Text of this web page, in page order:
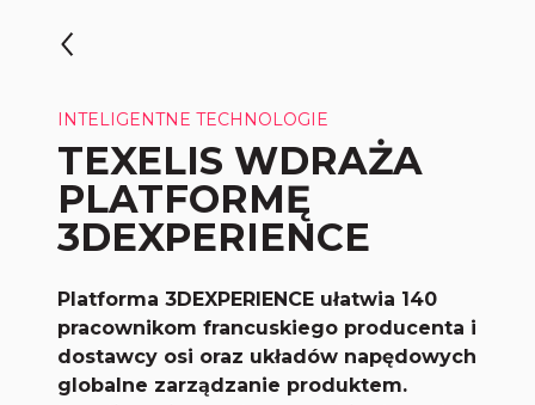
INTELIGENTNE TECHNOLOGIE
TEXELIS WDRAŻA
PLATFORMĘ
3DEXPERIENCE
Platforma 3DEXPERIENCE ułatwia 140
pracownikom francuskiego producenta i
dostawcy osi oraz układów napędowych
globalne zarządzanie produktem.